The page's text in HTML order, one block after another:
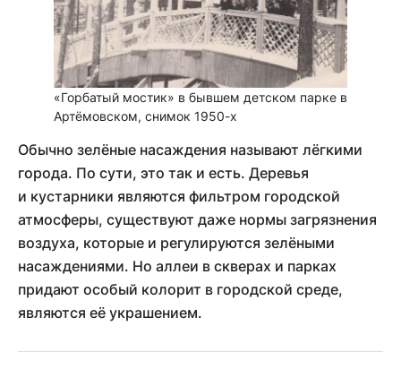
«Горбатый мостик» в бывшем детском парке в
Артёмовском, снимок 1950-х
Обычно зелёные насаждения называют лёгкими
города. По сути, это так и есть. Деревья
и кустарники являются фильтром городской
атмосферы, существуют даже нормы загрязнения
воздуха, которые и регулируются зелёными
насаждениями. Но аллеи в скверах и парках
придают особый колорит в городской среде,
являются её украшением.